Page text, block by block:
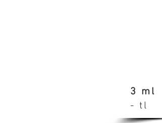
3 ml
- tl